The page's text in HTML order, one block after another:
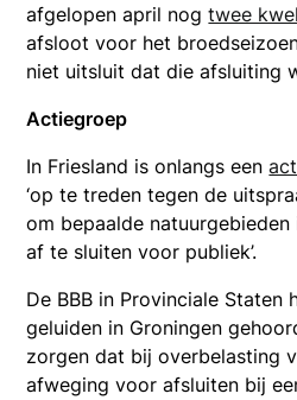
afgelopen april nogtwee
afsloot voor het
niet uitsluit dat die afsluiting
Actiegroep
In Friesland is onlangs een
‘op te treden tegen de
om bepaalde
af te sluiten voor publiek’.
De BBB in Provinciale Staten
geluiden in Groningen
zorgen dat bij overbelasting
afweging voor afsluiten bij